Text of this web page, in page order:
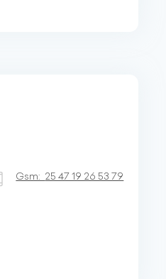
Gsm: 25 47 19 26 53 79